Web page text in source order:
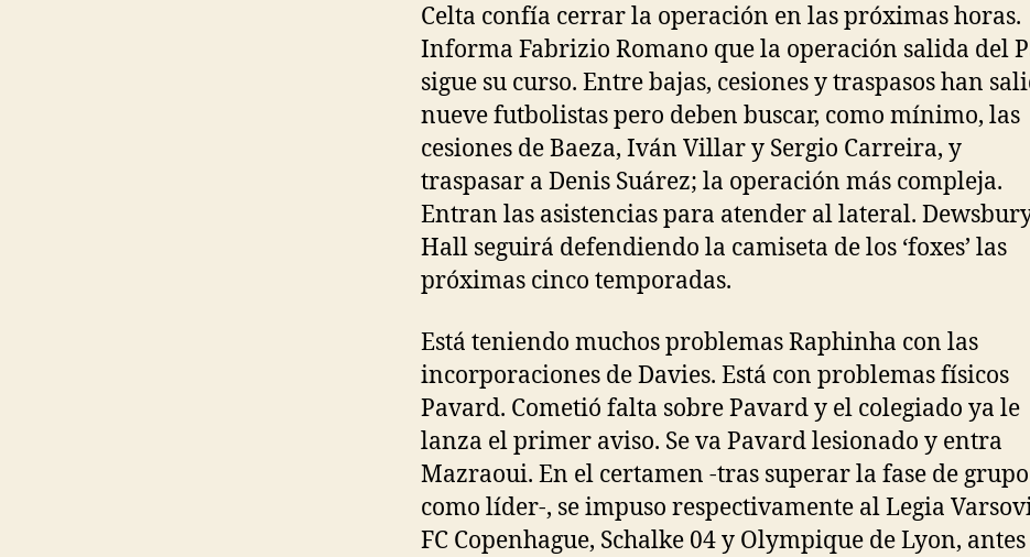
Celta confía cerrar la operación en las próximas horas.
Informa Fabrizio Romano que la operación salida del
sigue su curso. Entre bajas, cesiones y traspasos han
nueve futbolistas pero deben buscar, como mínimo, las
cesiones de Baeza, Iván Villar y Sergio Carreira, y
traspasar a Denis Suárez; la operación más compleja.
Entran las asistencias para atender al lateral.
Hall seguirá defendiendo la camiseta de los ‘foxes’ las
próximas cinco temporadas.
Está teniendo muchos problemas Raphinha con las
incorporaciones de Davies. Está con problemas físicos
Pavard. Cometió falta sobre Pavard y el colegiado ya le
lanza el primer aviso. Se va Pavard lesionado y entra
Mazraoui. En el certamen -tras superar la fase de grupo
como líder-, se impuso respectivamente al Legia
FC Copenhague, Schalke 04 y Olympique de Lyon,